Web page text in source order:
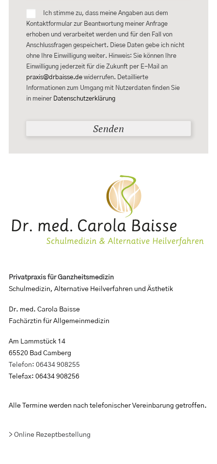
Ich stimme zu, dass meine Angaben aus dem
Kontaktformular zur Beantwortung meiner Anfrage
erhoben und verarbeitet werden und für den Fall von
Anschlussfragen gespeichert. Diese Daten gebe ich nicht
ohne Ihre Einwilligung weiter. Hinweis: Sie können Ihre
Einwilligung jederzeit für die Zukunft per E-Mail an
praxis@drbaisse.de widerrufen. Detaillierte
Informationen zum Umgang mit Nutzerdaten finden Sie
in meiner Datenschutzerklärung
Privatpraxis für Ganzheitsmedizin
Schulmedizin, Alternative Heilverfahren und Ästhetik
Dr. med. Carola Baisse
Fachärztin für Allgemeinmedizin
Am Lammstück 14
65520 Bad Camberg
Telefon: 06434 908255
Telefax: 06434 908256
Alle Termine werden nach telefonischer Vereinbarung getroffen.
> Online Rezeptbestellung